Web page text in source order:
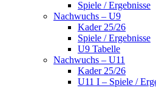
Spiele / Ergebnisse
Nachwuchs – U9
Kader 25/26
Spiele / Ergebnisse
U9 Tabelle
Nachwuchs – U11
Kader 25/26
U11 I – Spiele /